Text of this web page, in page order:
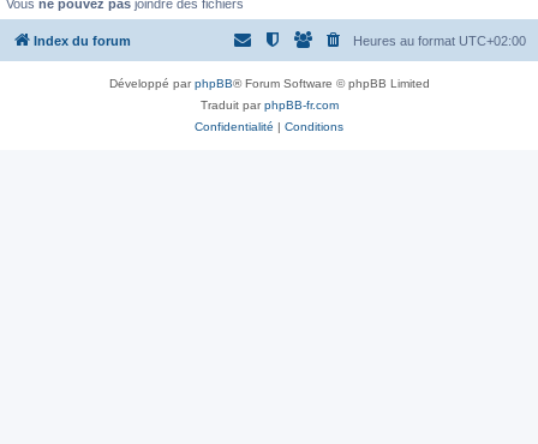
Vous ne pouvez pas joindre des fichiers
Index du forum Heures au format UTC+02:00
Développé parphpBB® Forum Software © phpBB Limited
Traduit parphpBB-fr.com
Confidentialité | Conditions